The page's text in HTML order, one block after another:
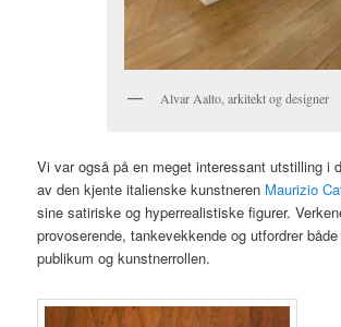
Alvar Aalto, arkitekt og designer
Vi var også på en meget interessant utstilling i
av den kjente italienske kunstneren Maurizio
sine satiriske og hyperrealistiske figurer.
provoserende, tankevekkende og utfordrer
publikum og kunstnerrollen.